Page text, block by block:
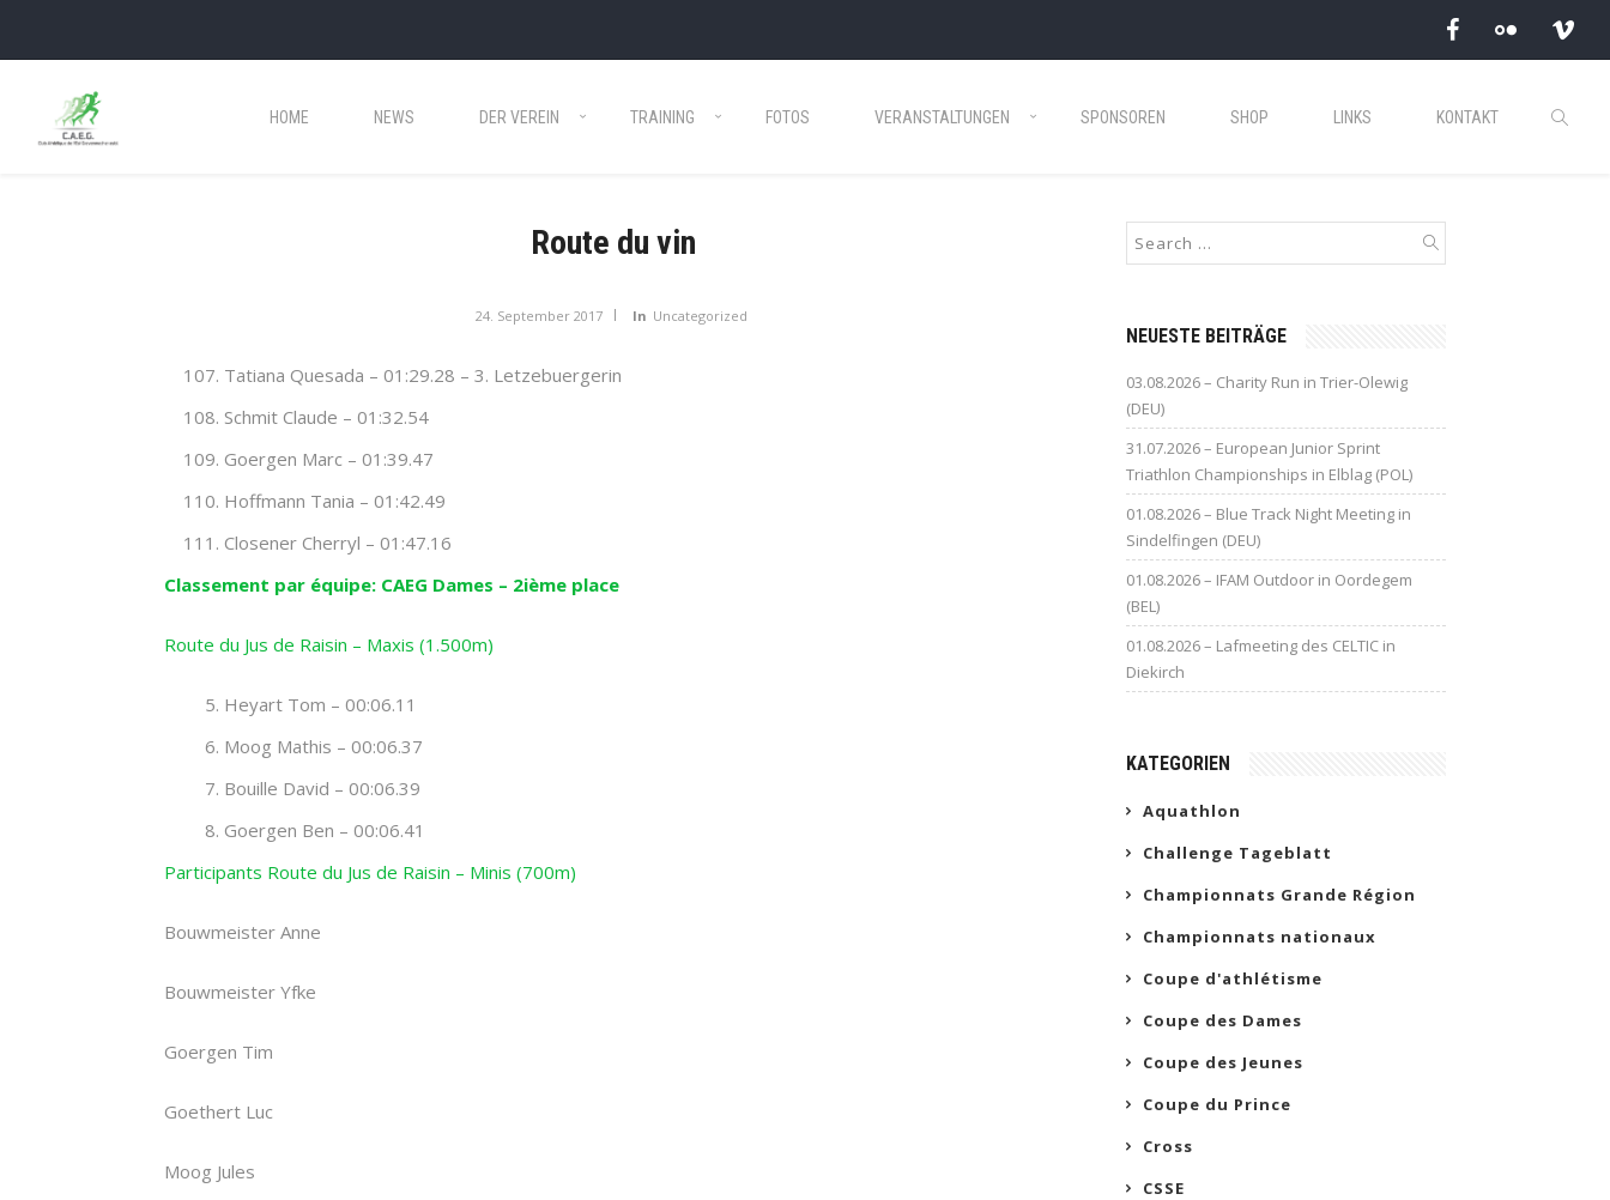
HOME NEWS DER VEREIN TRAINING FOTOS VERANSTALTUNGEN SPONSOREN SHOP LINKS KONTAKT
Route du vin
24. September 2017 In Uncategorized
Tatiana Quesada – 01:29.28 – 3. Letzebuergerin
Schmit Claude – 01:32.54
Goergen Marc – 01:39.47
Hoffmann Tania – 01:42.49
Closener Cherryl – 01:47.16
Classement par équipe: CAEG Dames – 2ième place
Route du Jus de Raisin – Maxis (1.500m)
Heyart Tom – 00:06.11
Moog Mathis – 00:06.37
Bouille David – 00:06.39
Goergen Ben – 00:06.41
Participants Route du Jus de Raisin – Minis (700m)
Bouwmeister Anne
Bouwmeister Yfke
Goergen Tim
Goethert Luc
Moog Jules
NEUESTE BEITRÄGE
03.08.2026 – Charity Run in Trier-Olewig
(DEU)
31.07.2026 – European Junior Sprint
Triathlon Championships in Elblag (POL)
01.08.2026 – Blue Track Night Meeting in
Sindelfingen (DEU)
01.08.2026 – IFAM Outdoor in Oordegem
(BEL)
01.08.2026 – Lafmeeting des CELTIC in
Diekirch
KATEGORIEN
Aquathlon
Challenge Tageblatt
Championnats Grande Région
Championnats nationaux
Coupe d'athlétisme
Coupe des Dames
Coupe des Jeunes
Coupe du Prince
Cross
CSSE